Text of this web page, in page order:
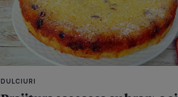
DULCIURI